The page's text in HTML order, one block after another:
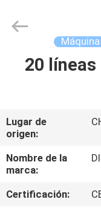
HOGAR
DE
Mesh
Products
Reserved.20
Lugar de
origen:
Nombre de la
marca:
Certificación: